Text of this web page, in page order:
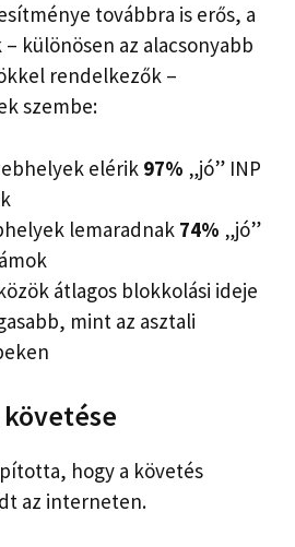
továbbra is erős, a
különösen az alacsonyabb
rendelkezők –
szembe:
elérik 97% „jó” INP
lemaradnak 74% „jó”
átlagos blokkolási ideje
mint az asztali
hogy a követés
az interneten.